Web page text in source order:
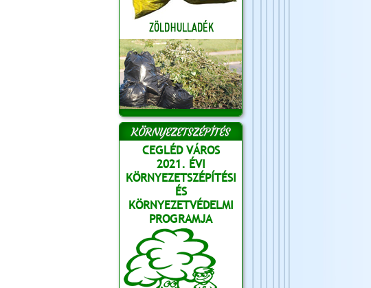
KÖRNYEZETSZÉPÍTÉS
CEGLÉD VÁROS
2021. ÉVI
KÖRNYEZETSZÉPÍTÉSI
ÉS
KÖRNYEZETVÉDELMI
PROGRAMJA